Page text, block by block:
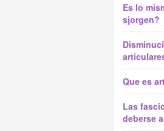
Es lo
sjorgen?
Que es
Las
deberse